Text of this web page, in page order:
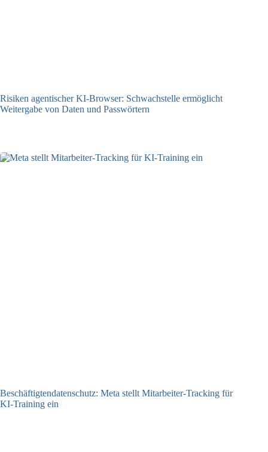
Risiken agentischer KI-Browser: Schwachstelle ermöglicht
Weitergabe von Daten und Passwörtern
Beschäftigtendatenschutz: Meta stellt Mitarbeiter-Tracking für
KI-Training ein